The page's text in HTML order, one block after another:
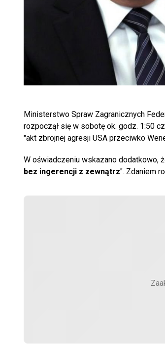
Ministerstwo Spraw Zagranicznych
rozpoczął się w sobotę ok. godz. 1:50
"akt zbrojnej agresji USA przeciwko
W oświadczeniu wskazano dodatkowo,
bez ingerencji z zewnątrz". Zdaniem